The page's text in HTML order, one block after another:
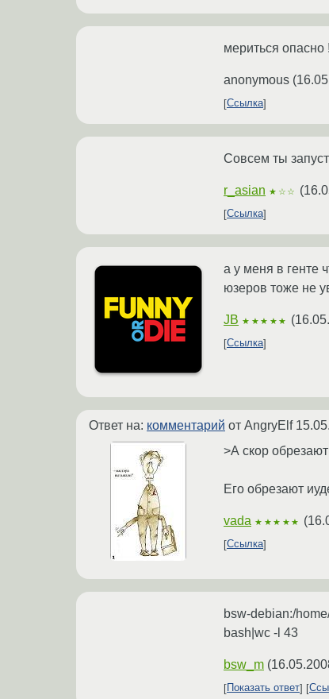
мериться опасно !
anonymous (
Ссылка
Совсем ты
r_asian ★☆☆ (
Ссылка
а у меня в генте
юзеров тоже не
JB ★★★★★ (
Ссылка
Ответ на: комментарий от AngryElf
>А скор
Его обрезают
vada ★★★★★ (
Ссылка
bsw-debian:/
bash|wc -l 43
bsw_m (
Показать ответ